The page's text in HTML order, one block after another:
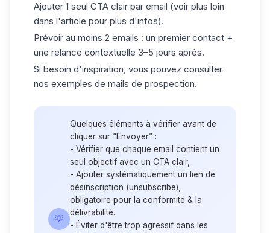
Ajouter 1 seul CTA clair par email (voir plus loin
dans l'article pour plus d'infos).
Prévoir au moins 2 emails : un premier contact +
une relance contextuelle 3–5 jours après.
Si besoin d'inspiration, vous pouvez consulter
nos exemples de mails de prospection.
💡
Quelques éléments à vérifier avant de
cliquer sur “Envoyer” :
- Vérifier que chaque email contient un
seul objectif avec un CTA clair,
- Ajouter systématiquement un lien de
désinscription (unsubscribe),
obligatoire pour la conformité & la
délivrabilité.
- Éviter d'être trop agressif dans les